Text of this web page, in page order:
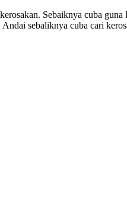
Sebaiknya cuba
Andai sebaliknya cuba cari